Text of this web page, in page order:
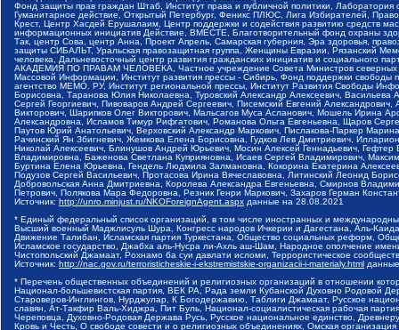
Фонд защиты прав граждан Штаб, Институт права и публичной политики,
Гуманитарное действие, Открытый Петербург, Феникс ПЛЮС, Лига Избирателей,
Крест, Центр Хасдей Ерушалаим, Центр поддержки и содействия развитию средств
информационных инициатив Действие, ВМЕСТЕ, Благотворительный фонд охраны
Так, центр Сова, центр Анна, Проект Апрель, Самарская губерния, Эра здоровья,
защиты СИБАЛЬТ, Уральская правозащитная группа, Женщины Евразии, Рязанский
человека, Дальневосточный центр развития гражданских инициатив и социального
АКАДЕМИЯ ПО ПРАВАМ ЧЕЛОВЕКА, Частное учреждение Совета Министров северных
Массовой Информации, Институт развития прессы - Сибирь, Фонд поддержки
агентство МЕМО. РУ, Институт региональной прессы, Институт Развития Свободы
Борисовна, Таранова Юлия Николаевна, Туровский Александр Алексеевич,
Сергей Георгиевич, Пивоваров Андрей Сергеевич, Писемский Евгений
Викторович, Шарипков Олег Викторович, Мальсагов Муса Асланович, Мошель Ирина
Александровна, Исламов Тимур Рифгатович, Романова Ольга Евгеньевна, Щаров
Паутов Юрий Анатольевич, Верховский Александр Маркович, Пислакова-Паркер
Рачинский Ян Збигневич, Жемкова Елена Борисовна, Гудков Лев Дмитриевич,
Николай Алексеевич, Блинушов Андрей Юрьевич, Мосин Алексей Геннадьевич,
Владимировна, Баженова Светлана Куприяновна, Исаев Сергей Владимирович,
Буртина Елена Юрьевна, Гендель Людмила Залмановна, Кокорина Екатерина
Подузов Сергей Васильевич, Протасова Ирина Вячеславовна, Литинский Леонид
Добровольская Анна Дмитриевна, Королева Александра Евгеньевна, Смирнов
Петрович, Полякова Мара Федоровна, Резник Генри Маркович, Захаров Герман
Источник: http://unro.minjust.ru/NKOForeignAgent.aspx данные на 28.08.2021
* Единый федеральный список организаций, в том числе иностранных и
Высший военный Маджлисуль Шура, Конгресс народов Ичкерии и Дагестана, Аль-
Движение Талибан, Исламская партия Туркестана, Общество социальных реформ,
Исламское государство, Джабха аль-Нусра ли-Ахль аш-Шам, Народное ополчение
Чистопольский Джамаат, Рохнамо ба суи давлати исломи, Террористическое
Источник: http://nac.gov.ru/terroristicheskie-i-ekstremistskie-organizacii-i-materialy.html
* Перечень общественных объединений и религиозных организаций в отношении
Национал-большевистская партия, ВЕК РА, Рада земли Кубанской Духовно Родовой
Староверов-Инглингов, Нурджулар, К Богодержавию, Таблиги Джамаат, Русское
славян, Ат-Такфир Валь-Хиджра, Пит Буль, Национал-социалистическая рабочая
Череповца, Духовно-Родовая Держава Русь, Русское национальное единство,
Кровь и Честь, О свободе совести и о религиозных объединениях, Омская